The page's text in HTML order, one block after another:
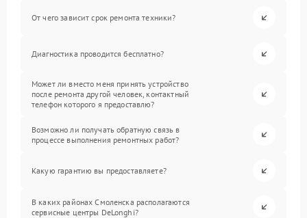
От чего зависит срок ремонта техники?
Диагностика проводится бесплатно?
Может ли вместо меня принять устройство
после ремонта другой человек, контактный
телефон которого я предоставлю?
Возможно ли получать обратную связь в
процессе выполнения ремонтных работ?
Какую гарантию вы предоставляете?
В каких районах Смоленска располагаются
сервисные центры DeLonghi?